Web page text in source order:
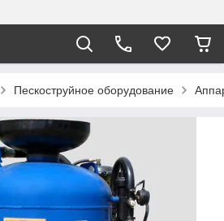
Пескоструйное оборудование